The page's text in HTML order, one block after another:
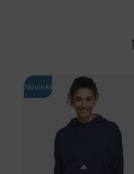
Novinka